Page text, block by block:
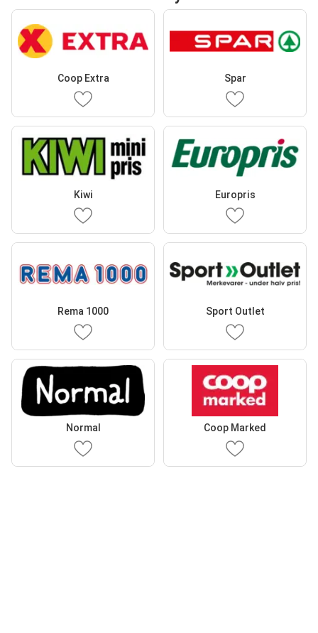
Coop Extra Spar
Kiwi Europris
Rema 1000 Sport Outlet
Normal Coop Marked